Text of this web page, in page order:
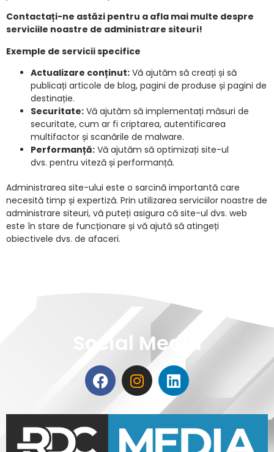
Contactați-ne astăzi pentru a afla mai multe despre
serviciile noastre de administrare siteuri!
Exemple de servicii specifice
Actualizare conținut: Vă ajutăm să creați și să
publicați articole de blog, pagini de produse și pagini de
destinație.
Securitate: Vă ajutăm să implementați măsuri de
securitate, cum ar fi criptarea, autentificarea
multifactor și scanările de malware.
Performanță: Vă ajutăm să optimizați site-ul
dvs. pentru viteză și performanță.
Administrarea site-ului este o sarcină importantă care
necesită timp și expertiză. Prin utilizarea serviciilor noastre de
administrare siteuri, vă puteți asigura că site-ul dvs. web
este în stare de funcționare și vă ajută să atingeți
obiectivele dvs. de afaceri.
Social Media